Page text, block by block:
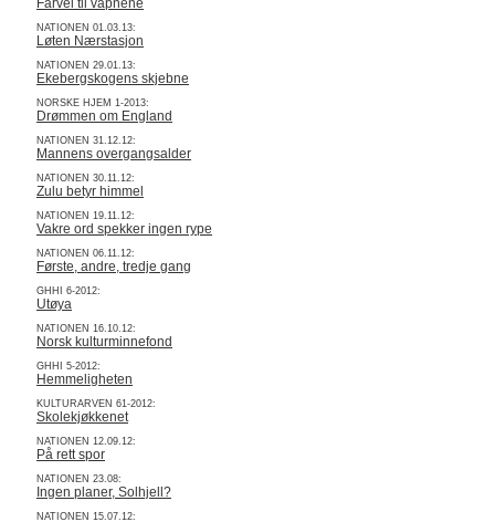
Farvel til våpnene
NATIONEN 01.03.13:
Løten Nærstasjon
NATIONEN 29.01.13:
Ekebergskogens skjebne
NORSKE HJEM 1-2013:
Drømmen om England
NATIONEN 31.12.12:
Mannens overgangsalder
NATIONEN 30.11.12:
Zulu betyr himmel
NATIONEN 19.11.12:
Vakre ord spekker ingen rype
NATIONEN 06.11.12:
Første, andre, tredje gang
GHHI 6-2012:
Utøya
NATIONEN 16.10.12:
Norsk kulturminnefond
GHHI 5-2012:
Hemmeligheten
KULTURARVEN 61-2012:
Skolekjøkkenet
NATIONEN 12.09.12:
På rett spor
NATIONEN 23.08:
Ingen planer, Solhjell?
NATIONEN 15.07.12: